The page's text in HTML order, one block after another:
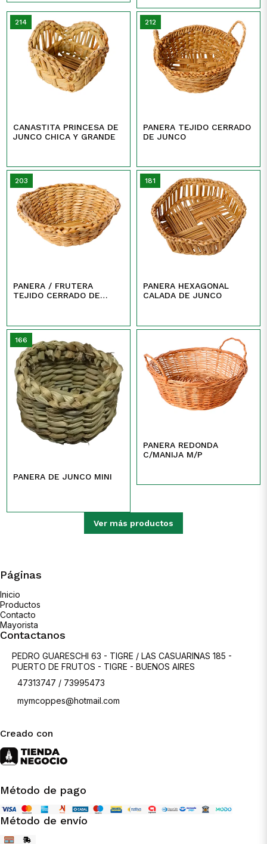
214
CANASTITA PRINCESA DE
JUNCO CHICA Y GRANDE
212
PANERA TEJIDO CERRADO
DE JUNCO
203
PANERA / FRUTERA
TEJIDO CERRADO DE
181
PANERA HEXAGONAL
CALADA DE JUNCO
166
PANERA DE JUNCO MINI
PANERA REDONDA
C/MANIJA M/P
Ver más productos
Páginas
Inicio
Productos
Contacto
Mayorista
Contactanos
PEDRO GUARESCHI 63 - TIGRE / LAS CASUARINAS 185 -
PUERTO DE FRUTOS - TIGRE - BUENOS AIRES
47313747 / 73995473
mymcoppes@hotmail.com
Creado con
Método de pago
Método de envío